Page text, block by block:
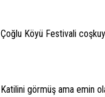
Çoğlu Köyü Festivali
Katilini görmüş ama emin